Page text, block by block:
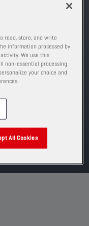
S2
VENTE
MSDS
read, store, and write
information processed by
We use this
non-essential processing
your choice and
All Cookies